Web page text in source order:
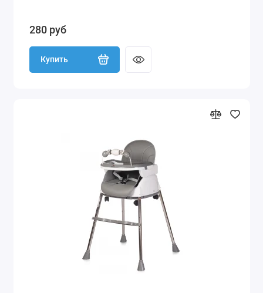
280 руб
Купить